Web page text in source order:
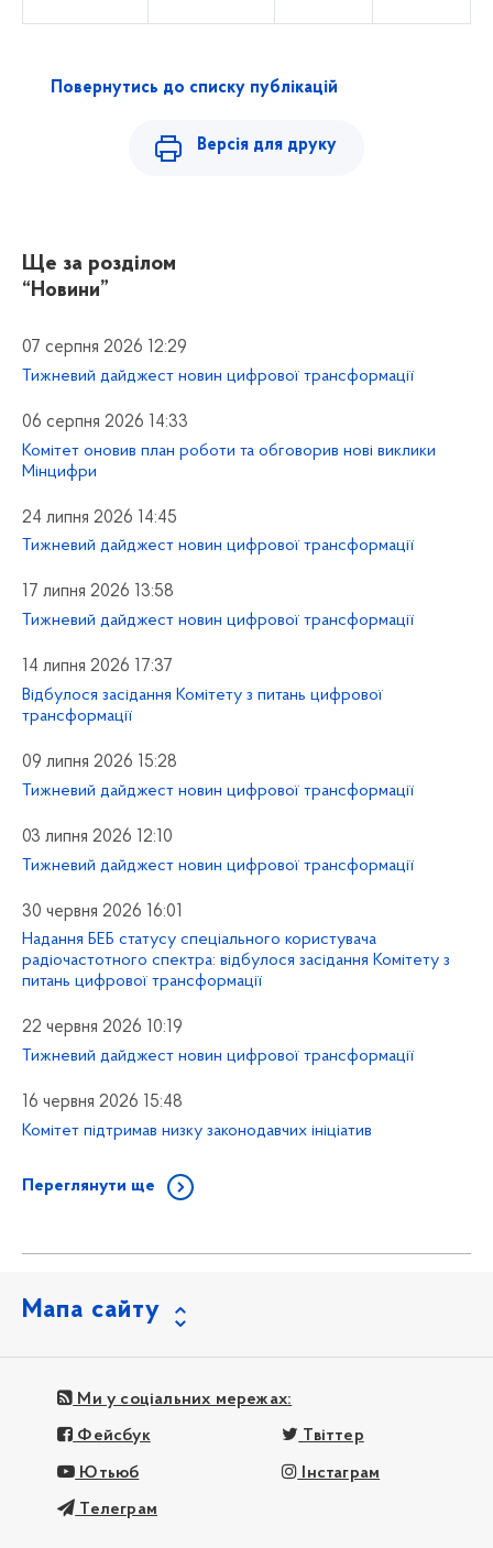
Повернутись до списку публікацій
Версія для друку
Ще за розділом
“Новини”
07 серпня 2026 12:29
Тижневий дайджест новин цифрової трансформації
06 серпня 2026 14:33
Комітет оновив план роботи та обговорив нові виклики
Мінцифри
24 липня 2026 14:45
Тижневий дайджест новин цифрової трансформації
17 липня 2026 13:58
Тижневий дайджест новин цифрової трансформації
14 липня 2026 17:37
Відбулося засідання Комітету з питань цифрової
трансформації
09 липня 2026 15:28
Тижневий дайджест новин цифрової трансформації
03 липня 2026 12:10
Тижневий дайджест новин цифрової трансформації
30 червня 2026 16:01
Надання БЕБ статусу спеціального користувача
радіочастотного спектра: відбулося засідання Комітету з
питань цифрової трансформації
22 червня 2026 10:19
Тижневий дайджест новин цифрової трансформації
16 червня 2026 15:48
Комітет підтримав низку законодавчих ініціатив
Переглянути ще
Мапа сайту
Ми у соціальних мережах:
Фейсбук Твіттер
Ютьюб Інстаграм
Телеграм